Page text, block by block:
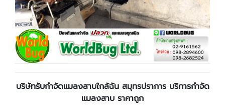
บริษัทรับกำจัดแมลงสาบใกล้ฉัน สมุทรปราการ บริการกำจัด
แมลงสาบ ราคาถูก